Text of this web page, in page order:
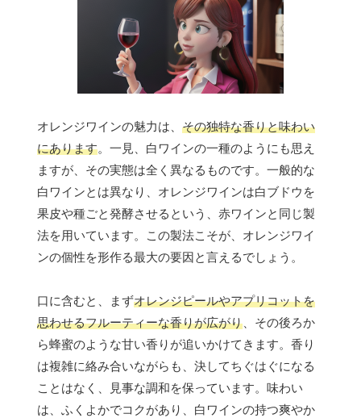
オレンジワインの魅力は、 その独特な香りと味わい
にあります。一見、白ワインの一種のようにも思え
ますが、その実態は全く異なるものです。一般的な
白ワインとは異なり、オレンジワインは白ブドウを
果皮や種ごと発酵させるという、赤ワインと同じ製
法を用いています。この製法こそが、オレンジワイ
ンの個性を形作る最大の要因と言えるでしょう。
口に含むと、まずオレンジピールやアプリコットを
思わせるフルーティーな香りが広がり 、その後ろか
ら蜂蜜のような甘い香りが追いかけてきます。香り
は複雑に絡み合いながらも、決してちぐはぐになる
ことはなく、見事な調和を保っています。味わい
は、ふくよかでコクがあり、白ワインの持つ爽やか